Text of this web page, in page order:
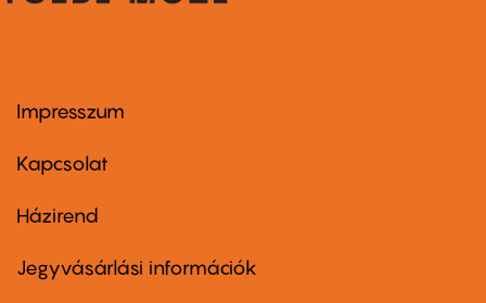
Footer
first
Impresszum
Kapcsolat
Footer
second
Házirend
Jegyvásárlási információk